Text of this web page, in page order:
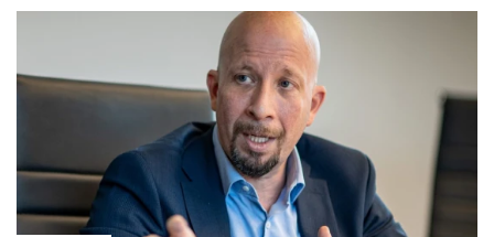
Vagy fedezze fel a következő
témákat
Üzlet Pénz Zöld Legyél jobb!